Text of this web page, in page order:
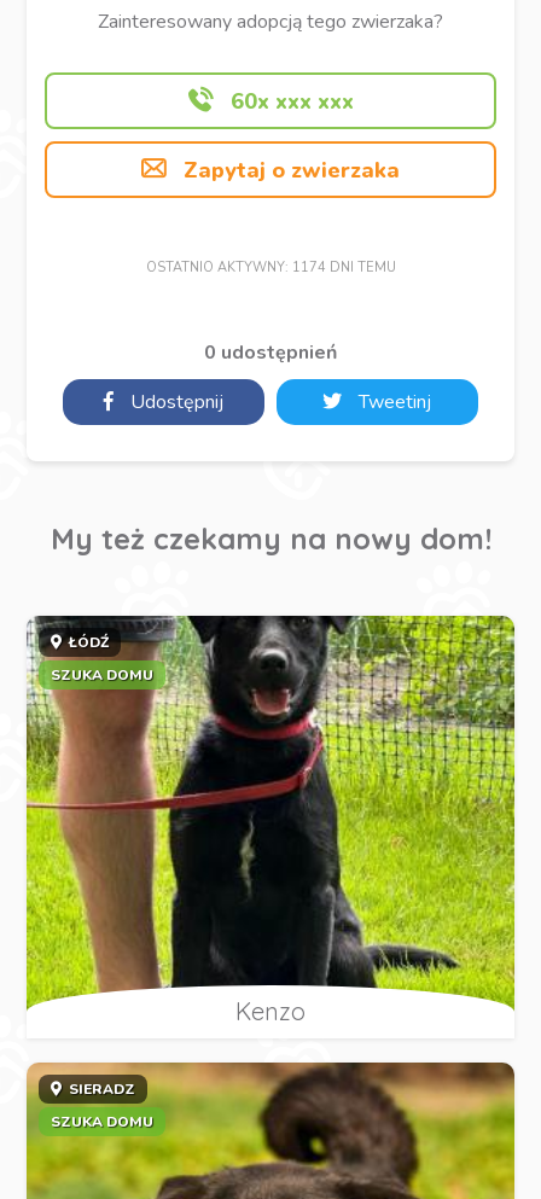
Zainteresowany adopcją tego zwierzaka?
60x xxx xxx
Zapytaj o zwierzaka
OSTATNIO AKTYWNY: 1174 DNI TEMU
0 udostępnień
Udostępnij
Tweetinj
My też czekamy na nowy dom!
ŁÓDŹ
SZUKA DOMU
Kenzo
SIERADZ
SZUKA DOMU